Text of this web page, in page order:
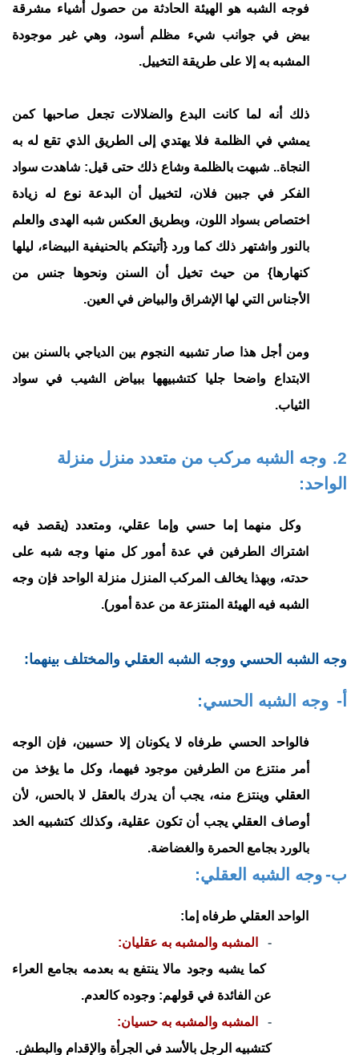
فوجه الشبه هو الهيئة الحادثة من حصول أشياء مشرقة
بيض في جوانب شيء مظلم أسود، وهي غير موجودة
المشبه به إلا على طريقة التخييل.
ذلك أنه لما كانت البدع والضلالات تجعل صاحبها كمن
يمشي في الظلمة فلا يهتدي إلى الطريق الذي تقع له به
النجاة.. شبهت بالظلمة وشاع ذلك حتى قيل: شاهدت سواد
الفكر في جبين فلان، لتخييل أن البدعة نوع له زيادة
اختصاص بسواد اللون، وبطريق العكس شبه الهدى والعلم
بالنور واشتهر ذلك كما ورد {أتيتكم بالحنيفية البيضاء، ليلها
كنهارها} من حيث تخيل أن السنن ونحوها جنس من
الأجناس التي لها الإشراق والبياض في العين.
ومن أجل هذا صار تشبيه النجوم بين الدياجي بالسنن بين
الابتداع واضحا جليا كتشبيهها ببياض الشيب في سواد
الثياب.
2.
وجه الشبه مركب من متعدد منزل منزلة
الواحد:
وكل منهما إما حسي وإما عقلي، ومتعدد (يقصد فيه
اشتراك الطرفين في عدة أمور كل منها وجه شبه على
حدته، وبهذا يخالف المركب المنزل منزلة الواحد فإن وجه
الشبه فيه الهيئة المنتزعة من عدة أمور).
وجه الشبه الحسي ووجه الشبه العقلي والمختلف بينهما:
أ‌- وجه الشبه الحسي:
فالواحد الحسي طرفاه لا يكونان إلا حسيين، فإن الوجه
أمر منتزع من الطرفين موجود فيهما، وكل ما يؤخذ من
العقلي وينتزع منه، يجب أن يدرك بالعقل لا بالحس، لأن
أوصاف العقلي يجب أن تكون عقلية، وكذلك كتشبيه الخد
بالورد بجامع الحمرة والغضاضة.
ب‌-وجه الشبه العقلي:
الواحد العقلي طرفاه إما:
-
المشبه والمشبه به عقليان:
كما يشبه وجود مالا ينتفع به بعدمه بجامع العراء
عن الفائدة في قولهم: وجوده كالعدم.
-
المشبه والمشبه به حسيان:
كتشبيه الرجل بالأسد في الجرأة والإقدام والبطش.